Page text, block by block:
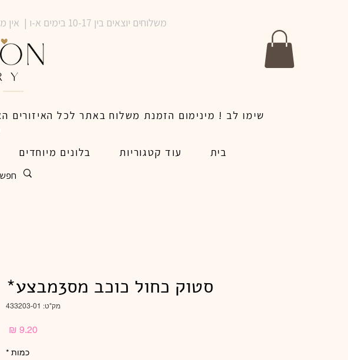
משלוחים יוצאים בין 10-17 בימים א-ו | אין משלוחים בשבתות וחגים | ניתן לבצע הזמנה לאותו היום עד שעה 14:00
בית
עוד קטגוריות בלונים מיוחדים
סטוק כחול כוכב מס3מבצע*
מק"ט: 433203-01
כמות *